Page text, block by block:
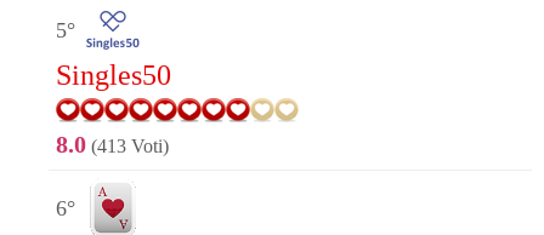
5°
Singles50
8.0 (413 Voti)
6°